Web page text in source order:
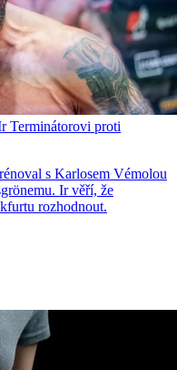
Terminátorovi proti
s Karlosem Vémolou
Ir věří, že
rozhodnout.